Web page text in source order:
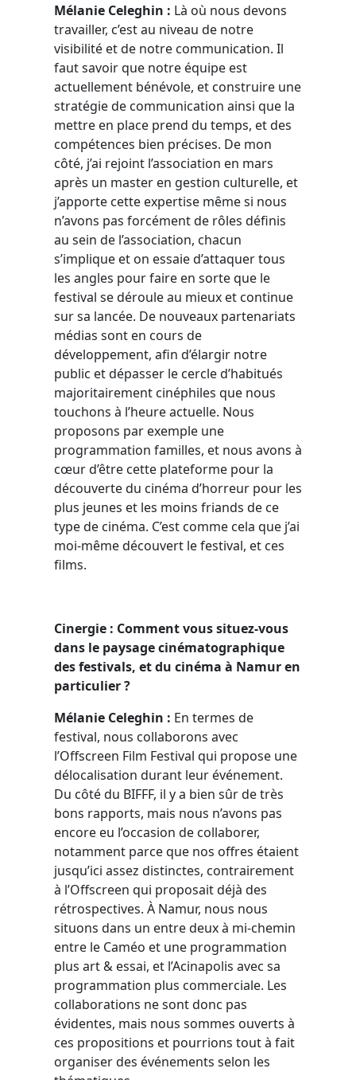
Mélanie Celeghin : Là où nous devons
travailler, c’est au niveau de notre
visibilité et de notre communication. Il
faut savoir que notre équipe est
actuellement bénévole, et construire une
stratégie de communication ainsi que la
mettre en place prend du temps, et des
compétences bien précises. De mon
côté, j’ai rejoint l’association en mars
après un master en gestion culturelle, et
j’apporte cette expertise même si nous
n’avons pas forcément de rôles définis
au sein de l’association, chacun
s’implique et on essaie d’attaquer tous
les angles pour faire en sorte que le
festival se déroule au mieux et continue
sur sa lancée. De nouveaux partenariats
médias sont en cours de
développement, afin d’élargir notre
public et dépasser le cercle d’habitués
majoritairement cinéphiles que nous
touchons à l’heure actuelle. Nous
proposons par exemple une
programmation familles, et nous avons à
cœur d’être cette plateforme pour la
découverte du cinéma d’horreur pour les
plus jeunes et les moins friands de ce
type de cinéma. C’est comme cela que j’ai
moi-même découvert le festival, et ces
films.
Cinergie : Comment vous situez-vous
dans le paysage cinématographique
des festivals, et du cinéma à Namur en
particulier ?
Mélanie Celeghin : En termes de
festival, nous collaborons avec
l’Offscreen Film Festival qui propose une
délocalisation durant leur événement.
Du côté du BIFFF, il y a bien sûr de très
bons rapports, mais nous n’avons pas
encore eu l’occasion de collaborer,
notamment parce que nos offres étaient
jusqu’ici assez distinctes, contrairement
à l’Offscreen qui proposait déjà des
rétrospectives. À Namur, nous nous
situons dans un entre deux à mi-chemin
entre le Caméo et une programmation
plus art & essai, et l’Acinapolis avec sa
programmation plus commerciale. Les
collaborations ne sont donc pas
évidentes, mais nous sommes ouverts à
ces propositions et pourrions tout à fait
organiser des événements selon les